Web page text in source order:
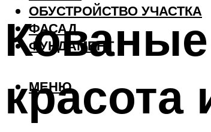
ОБУСТРОЙСТВО УЧАСТКА
ФАСАД
ФУНДАМЕНТ
МЕНЮ
красота